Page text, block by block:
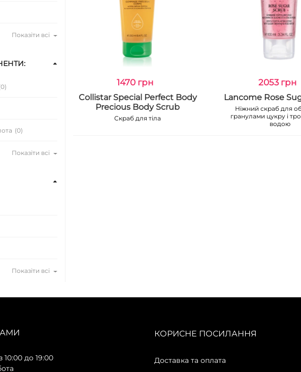
Показіти всі
(0)
Показіти всі
Показіти всі
1470 грн
Collistar Special Perfect Body
Precious Body Scrub
Скраб для тіла
2053 грн
Lancome Rose
Ніжний скраб для
гранулами цукру і
водою
до 19:00
КОРИСНЕ ПОСИЛАННЯ
Доставка та оплата